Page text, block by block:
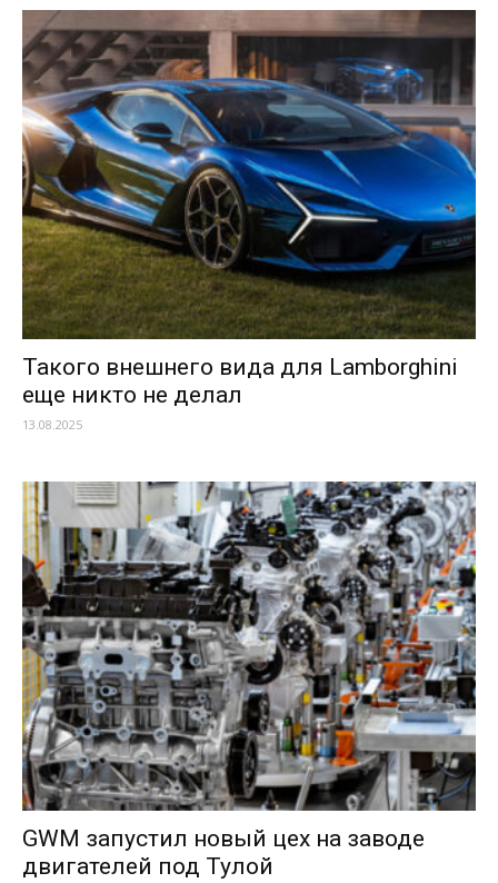
Такого внешнего вида для Lamborghini
еще никто не делал
13.08.2025
GWM запустил новый цех на заводе
двигателей под Тулой